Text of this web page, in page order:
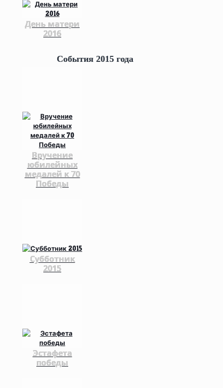
День матери
2016
События 2015 года
Вручение
юбилейных
медалей к 70
Победы
Субботник
2015
Эстафета
победы